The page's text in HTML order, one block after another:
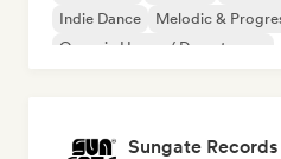
Indie Dance
Melodic &
Organic House / Downtempo
Sungate Records